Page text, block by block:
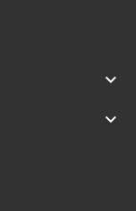
keyboard_arrow_down
keyboard_arrow_down